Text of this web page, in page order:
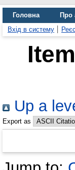
Головна Про
Вхід в систему
Up a
Export as